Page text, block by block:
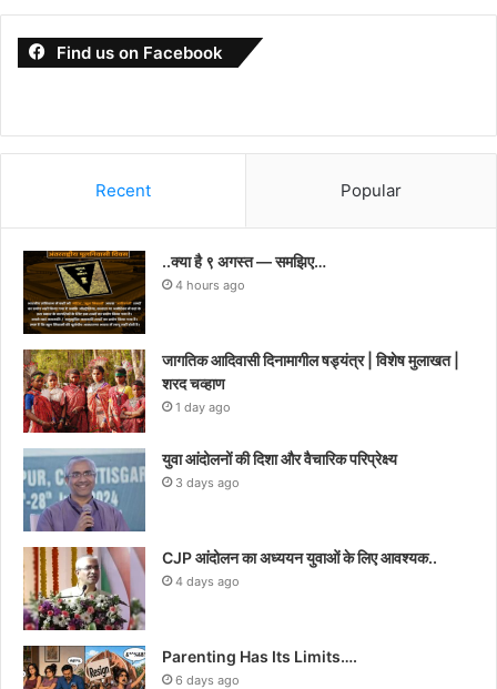
Find us on Facebook
Recent Popular
..क्या है ९ अगस्त — समझिए…
4 hours ago
जागतिक आदिवासी दिनामागील षड्यंत्र | विशेष मुलाखत |
शरद चव्हाण
1 day ago
युवा आंदोलनों की दिशा और वैचारिक परिप्रेक्ष्य
3 days ago
CJP आंदोलन का अध्ययन युवाओं के लिए आवश्यक..
4 days ago
Parenting Has Its Limits….
6 days ago